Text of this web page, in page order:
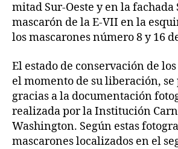
mitad Sur-Oeste y en la fachada
mascarón de la E-VII en la
los mascarones número 8 y 16
El estado de conservación de
el momento de su liberación,
gracias a la documentación
realizada por la Institución
Washington. Según estas
mascarones localizados en el